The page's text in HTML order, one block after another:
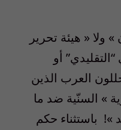
» ولا « هيئة تحرير
أو
العرب الذين
» السنّية ضد ما
»! باستثناء حكم